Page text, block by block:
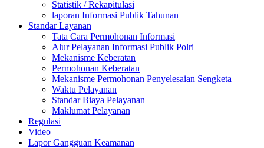
Statistik / Rekapitulasi
laporan Informasi Publik Tahunan
Standar Layanan
Tata Cara Permohonan Informasi
Alur Pelayanan Informasi Publik Polri
Mekanisme Keberatan
Permohonan Keberatan
Mekanisme Permohonan Penyelesaian Sengketa
Waktu Pelayanan
Standar Biaya Pelayanan
Maklumat Pelayanan
Regulasi
Video
Lapor Gangguan Keamanan